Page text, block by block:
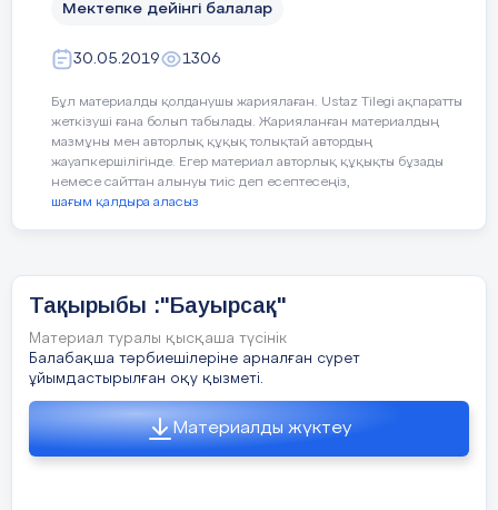
біз қайда қонаққа бардық?
-Қонжық Мишеекке сыйлықты неден
жасадық?
-Орманға жарықты немен жақтық?
Қоштасу шеңбері
Күтілетін нәтиже:
Білді:
орманда қауіпсіздік ережесін сақтау
керектігін.
Меңгерді:
заттарды сипаи сезу арқылы
сипаттауды.
Игерді:бастырмалау әдісімен сурет
пішіндер әлеміне» келдің.
- Біздің қандай көмегіміз
саған, қоянжан!
Қоян: Олай болса балалар
сендерге құр қол келген
Өзімен бірге түрлі-түсті
шарларымды ала келдім,
Тәрбиеші:
тапсырмаларынызды
көмектесейік.
балалар,шарлардың
түстерін білдік,енді
шардың ішінде не бар
Мектепке дейінгі балалар
30.05.2019 1306
Бұл материалды қолданушы жариялаған. Ustaz Tilegi ақпаратты
жеткізуші ғана болып табылады. Жарияланған материалдың
мазмұны мен авторлық құқық толықтай автордың
жауапкершілігінде. Егер материал авторлық құқықты бұзады
немесе сайттан алынуы тиіс деп есептесеңіз,
шағым қалдыра аласыз
Тақырыбы :"Бауырсақ"
Материал туралы қысқаша түсінік
Балабақша тәрбиешілеріне арналған сурет
ұйымдастырылған оқу қызметі.
Материалды жүктеу